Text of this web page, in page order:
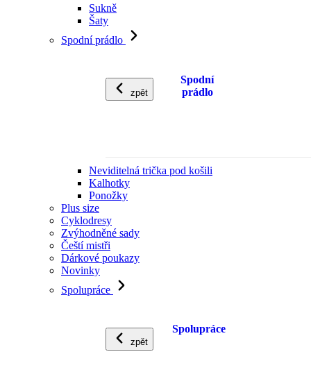
Sukně
Šaty
Spodní prádlo
zpět
Spodní
prádlo
Neviditelná trička pod košili
Kalhotky
Ponožky
Plus size
Cyklodresy
Zvýhodněné sady
Čeští mistři
Dárkové poukazy
Novinky
Spolupráce
zpět
Spolupráce